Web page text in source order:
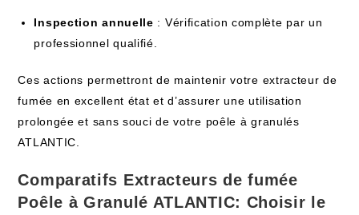
Inspection annuelle : Vérification complète par un
professionnel qualifié.
Ces actions permettront de maintenir votre extracteur de
fumée en excellent état et d’assurer une utilisation
prolongée et sans souci de votre poêle à granulés
ATLANTIC.
Comparatifs Extracteurs de fumée
Poêle à Granulé ATLANTIC: Choisir le